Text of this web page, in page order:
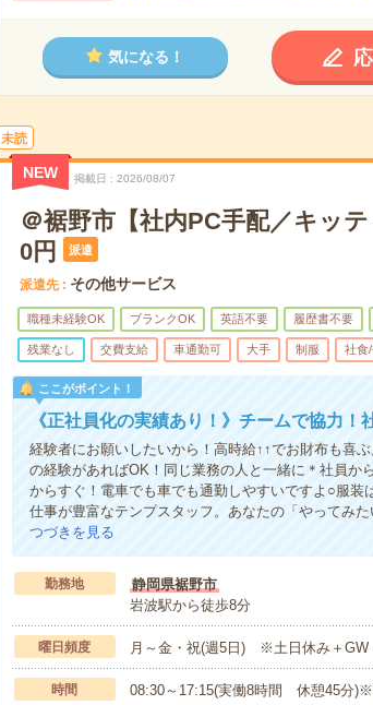
気になる！
未読
NEW 掲載日 2026/08/07
＠裾野市【社内PC手配／キッ
0円
派遣
派遣先 その他サービス
職種未経験OK ブランクOK 英語不要 履歴書不要
残業なし 交費支給 車通勤可 大手 制服 社食
ここがポイント！
《正社員化の実績あり！》チームで協力
経験者にお願いしたいから！高時給↑↑でお財布も喜
の経験があればOK！同じ業務の人と一緒に＊社員か
からすぐ！電車でも車でも通勤しやすいですよ○服
仕事が豊富なテンプスタッフ。あなたの「やってみ
つづきを見る
勤務地
静岡県裾野市
岩波駅から徒歩8分
曜日頻度 月～金・祝(週5日) ※土日休み＋GW
時間 08:30～17:15(実働8時間 休憩45分